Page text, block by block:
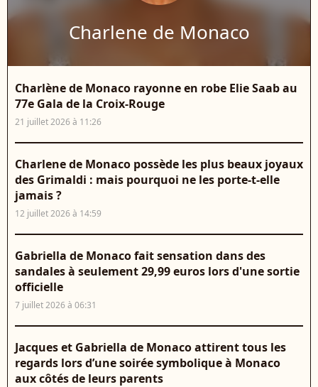
Charlene de Monaco
Charlène de Monaco rayonne en robe Elie Saab au
77e Gala de la Croix-Rouge
21 juillet 2026 à 11:26
Charlene de Monaco possède les plus beaux joyaux
des Grimaldi : mais pourquoi ne les porte-t-elle
jamais ?
12 juillet 2026 à 14:59
Gabriella de Monaco fait sensation dans des
sandales à seulement 29,99 euros lors d'une sortie
officielle
7 juillet 2026 à 06:31
Jacques et Gabriella de Monaco attirent tous les
regards lors d’une soirée symbolique à Monaco
aux côtés de leurs parents